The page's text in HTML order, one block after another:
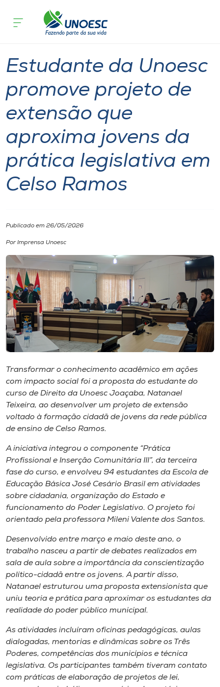
Cursos
Atendimento ao Estudante
Portal de Ensino
A
Unoesc
I.nova
Diplomados
Cultura
CPA
Editora
Rádio
Museu
Unoesc
Store
Selecione
o idioma
A+
A-
Estudante da Unoesc
promove projeto de
extensão que
aproxima jovens da
prática legislativa em
Celso Ramos
Publicado em 26/05/2026
Por Imprensa Unoesc
Transformar o conhecimento acadêmico em ações
com impacto social foi a proposta do estudante do
curso de Direito da Unoesc Joaçaba, Natanael
Teixeira, ao desenvolver um projeto de extensão
voltado à formação cidadã de jovens da rede pública
de ensino de Celso Ramos.
A iniciativa integrou o componente “Prática
Profissional e Inserção Comunitária III”, da terceira
fase do curso, e envolveu 94 estudantes da Escola de
Educação Básica José Cesário Brasil em atividades
sobre cidadania, organização do Estado e
funcionamento do Poder Legislativo. O projeto foi
orientado pela professora Mileni Valente dos Santos.
Desenvolvido entre março e maio deste ano, o
trabalho nasceu a partir de debates realizados em
sala de aula sobre a importância da conscientização
político-cidadã entre os jovens. A partir disso,
Natanael estruturou uma proposta extensionista que
uniu teoria e prática para aproximar os estudantes da
realidade do poder público municipal.
As atividades incluíram oficinas pedagógicas, aulas
dialogadas, mentorias e dinâmicas sobre os Três
Poderes, competências dos municípios e técnica
legislativa. Os participantes também tiveram contato
com práticas de elaboração de projetos de lei,